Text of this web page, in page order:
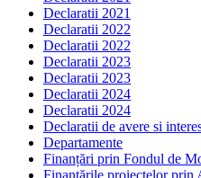
Declaratii 2021
Declaratii 2022
Declaratii 2022
Declaratii 2023
Declaratii 2023
Declaratii 2024
Declaratii 2024
Declaratii de avere si
Departamente
Finanțări prin Fondul de
Finanțările proiectelor prin